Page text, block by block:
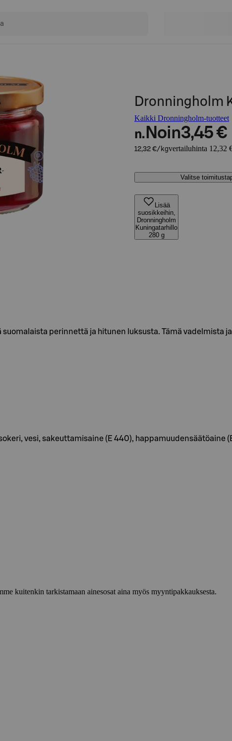
Dronningholm
Kaikki Dronningholm-tuotteet
n. Noin3,45 €
12,32 €/kgvertailuhinta 12,32
Valitse
Lisää
suosikkeihin,
Dronningholm
Kuningatarhillo
280 g
perinnettä ja hitunen luksusta. Tämä vadelmista
vesi, sakeuttamisaine (E 440),
kuitenkin tarkistamaan ainesosat aina myös myyntipakkauksesta.